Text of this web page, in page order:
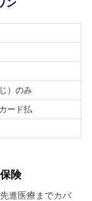
ン
）のみ
ード払
険
進医療までカバ